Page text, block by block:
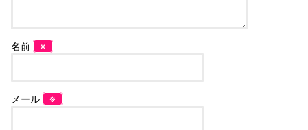
名前 ※
メール ※